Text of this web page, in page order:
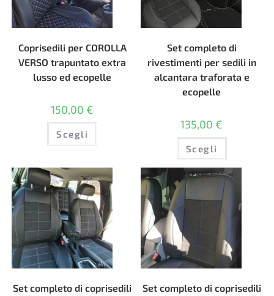
Coprisedili per COROLLA
VERSO trapuntato extra
lusso ed ecopelle
150,00 €
Scegli
Questo
Le
opzioni
possono
essere
scelte
nella
pagina
del
prodotto
Set completo di
rivestimenti per sedili in
alcantara traforata e
ecopelle
135,00 €
Scegli
Questo
ha
più
varianti.
essere
del
prodotto
Set completo di coprisedili
Set completo di coprisedili